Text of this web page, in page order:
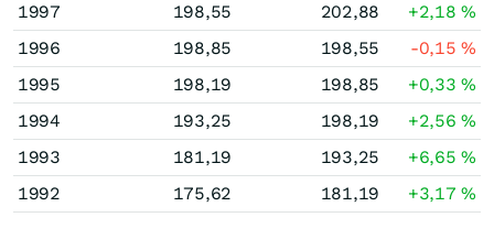
1997
198,55 202,88 +2,18%
1996
198,85 198,55 -0,15%
1995
198,19 198,85 +0,33%
1994
193,25 198,19 +2,56%
1993
181,19 193,25 +6,65%
1992
175,62 181,19 +3,17%